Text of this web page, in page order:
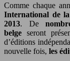
Comme chaque
International de
2013. De
belge seront
d’éditions
nouvelle fois, les